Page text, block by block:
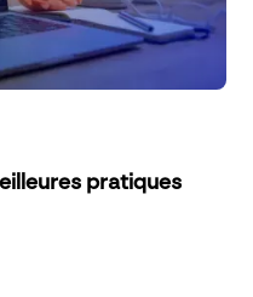
pratiques